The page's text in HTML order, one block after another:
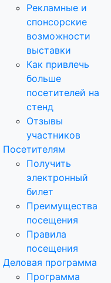
Рекламные и
спонсорские
возможности
выставки
Как привлечь
больше
посетителей на
стенд
Отзывы
участников
Посетителям
Получить
электронный
билет
Преимущества
посещения
Правила
посещения
Деловая программа
Программа